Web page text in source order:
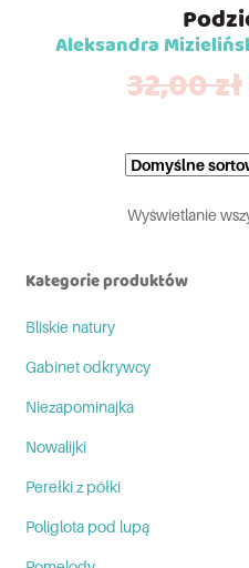
Aleksandra
32,00zł
Wyświetlanie
Kategorie produktów
Bliskie natury
Gabinet odkrywcy
Niezapominajka
Nowalijki
Perełki z półki
Poliglota pod lupą